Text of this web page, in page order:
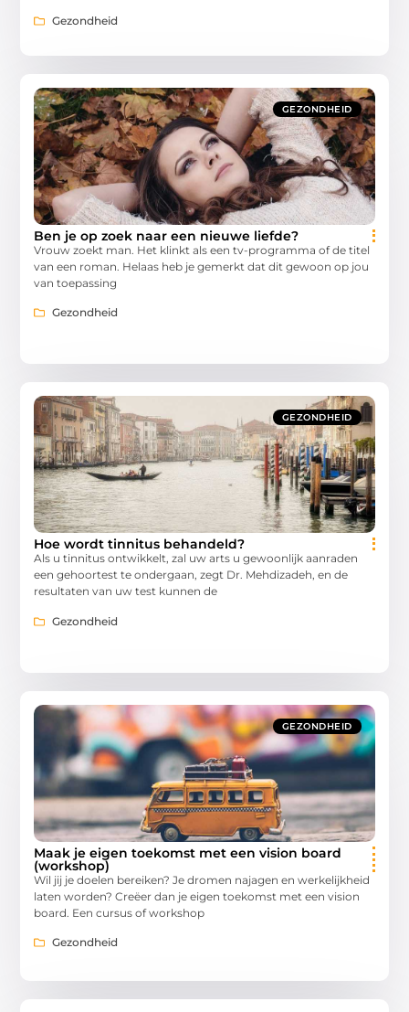
Gezondheid
GEZONDHEID
Ben je op zoek naar een nieuwe liefde?
Vrouw zoekt man. Het klinkt als een tv-programma of de titel
van een roman. Helaas heb je gemerkt dat dit gewoon op jou
van toepassing
Gezondheid
GEZONDHEID
Hoe wordt tinnitus behandeld?
Als u tinnitus ontwikkelt, zal uw arts u gewoonlijk aanraden
een gehoortest te ondergaan, zegt Dr. Mehdizadeh, en de
resultaten van uw test kunnen de
Gezondheid
GEZONDHEID
Maak je eigen toekomst met een vision board
(workshop)
Wil jij je doelen bereiken? Je dromen najagen en werkelijkheid
laten worden? Creëer dan je eigen toekomst met een vision
board. Een cursus of workshop
Gezondheid